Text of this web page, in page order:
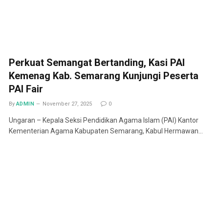
Perkuat Semangat Bertanding, Kasi PAI
Kemenag Kab. Semarang Kunjungi Peserta
PAI Fair
By ADMIN November 27, 2025 0
Ungaran – Kepala Seksi Pendidikan Agama Islam (PAI) Kantor
Kementerian Agama Kabupaten Semarang, Kabul Hermawan…